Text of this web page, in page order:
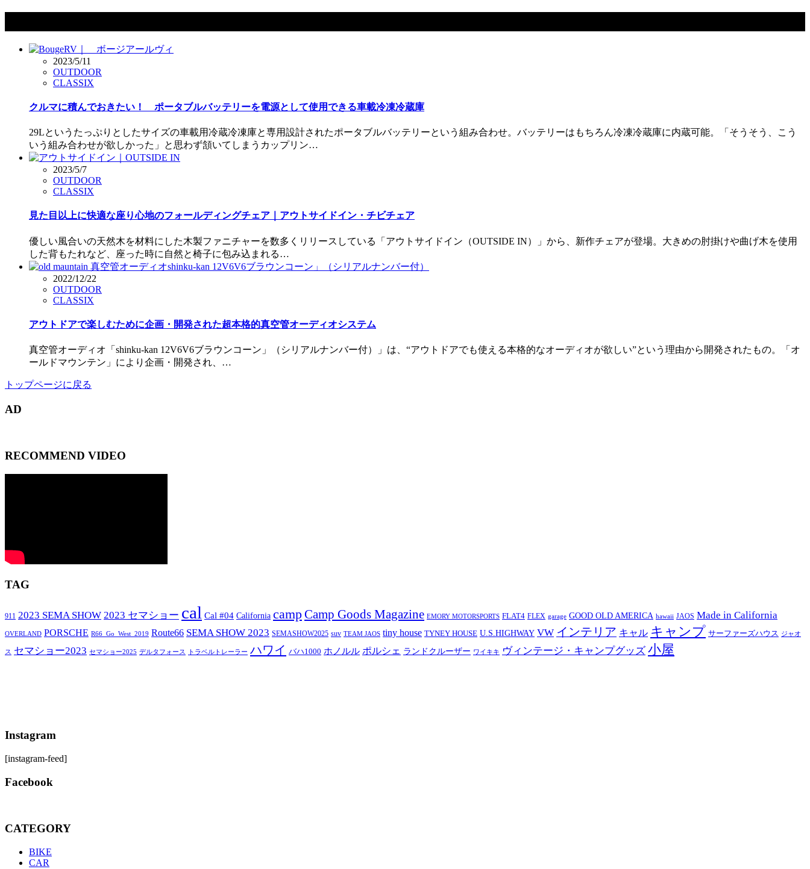
2023/5/11
OUTDOOR
CLASSIX
クルマに積んでおきたい！ ポータブルバッテリーを電源として使用できる車載冷凍冷蔵庫
29Lというたっぷりとしたサイズの車載用冷蔵冷凍庫と専用設計されたポータブルバッテリーという組み合わせ。バッテリーはもちろん冷凍冷蔵庫に内蔵可能。「そうそう、こう
いう組み合わせが欲しかった」と思わず頷いてしまうカップリン…
2023/5/7
OUTDOOR
CLASSIX
見た目以上に快適な座り心地のフォールディングチェア｜アウトサイドイン・チビチェア
優しい風合いの天然木を材料にした木製ファニチャーを数多くリリースしている「アウトサイドイン（OUTSIDE IN）」から、新作チェアが登場。大きめの肘掛けや曲げ木を使用
した背もたれなど、座った時に自然と椅子に包み込まれる…
2022/12/22
OUTDOOR
CLASSIX
アウトドアで楽しむために企画・開発された超本格的真空管オーディオシステム
真空管オーディオ「shinku-kan 12V6V6ブラウンコーン」（シリアルナンバー付）」は、“アウトドアでも使える本格的なオーディオが欲しい”という理由から開発されたもの。「オ
ールドマウンテン」により企画・開発され、…
トップページに戻る
AD
RECOMMEND VIDEO
TAG
911 2023 SEMA SHOW 2023 セマショー cal Cal #04 California campCamp Goods Magazine EMORY MOTORSPORTS FLAT4 FLEX garage GOOD OLD AMERICA hawaii JAOS Made in California
OVERLAND PORSCHE R66_Go_West_2019 Route66 SEMA SHOW 2023 SEMASHOW2025 suv TEAM JAOS tiny house TYNEY HOUSE U.S.HIGHWAY VW インテリア キャル キャンプ サーファーズハウス ジャオ
ス セマショー2023 セマショー2025 デルタフォース トラベルトレーラー ハワイ バハ1000 ホノルル ポルシェ ランドクルーザー ワイキキ ヴィンテージ・キャンプグッズ 小屋
Instagram
[instagram-feed]
Facebook
CATEGORY
BIKE
CAR